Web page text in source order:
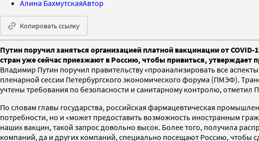
Алина БахмутскаяАвтор
Копировать ссылку
Путин поручил заняться организацией платной вакцинации от
стран уже сейчас приезжают в Россию, чтобы привиться, утверждает
Владимир Путин поручил правительству «проанализировать все
пленарной сессии Петербургского экономического форума (ПМЭФ).
учтены требования по безопасности и санитарному контролю, отметил
По словам главы государства, российская фармацевтическая
потребности, но и «может предоставить возможность иностранным
наших вакцин, такой запрос довольно высок. Более того, получила
компаний, да и других компаний, специально посещают Россию, чтобы